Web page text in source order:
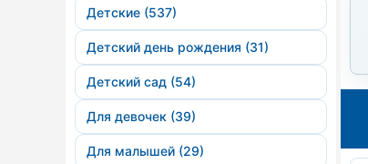
Детские (537)
Детский день рождения (31)
Детский сад (54)
Для девочек (39)
Для малышей (29)